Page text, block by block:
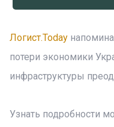
Логист.Today
потери экономики
инфраструктуры
Узнать подробности